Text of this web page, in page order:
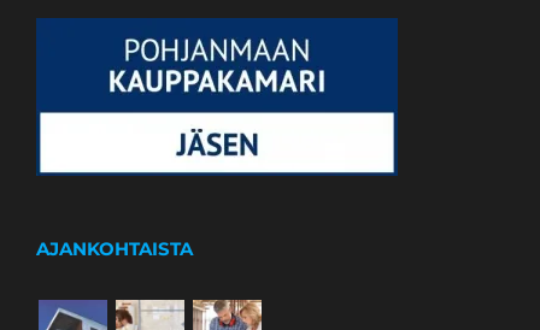
AJANKOHTAISTA